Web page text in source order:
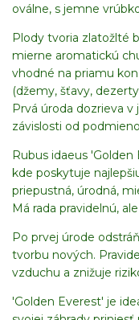
oválne, s jemne
Plody tvoria zlatožlté
mierne aromatickú
vhodné na priamu
(džemy, šťavy,
Prvá úroda dozrieva
závislosti od
Rubus idaeus
kde poskytuje
priepustná, úrodná,
Má rada pravidelnú,
Po prvej úrode
tvorbu nových.
vzduchu a znižuje
'Golden Everest' je